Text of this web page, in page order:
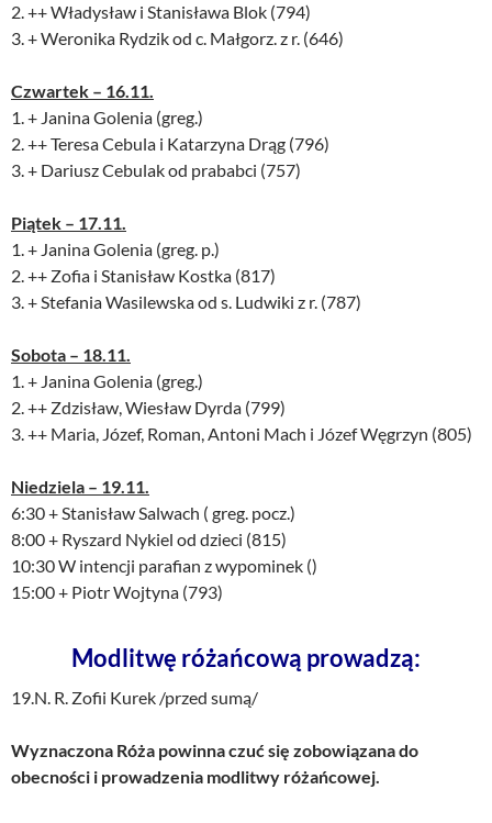
2. ++ Władysław i Stanisława Blok (794)
3. + Weronika Rydzik od c. Małgorz. z r. (646)
Czwartek – 16.11.
1. + Janina Golenia (greg.)
2. ++ Teresa Cebula i Katarzyna Drąg (796)
3. + Dariusz Cebulak od prababci (757)
Piątek – 17.11.
1. + Janina Golenia (greg. p.)
2. ++ Zofia i Stanisław Kostka (817)
3. + Stefania Wasilewska od s. Ludwiki z r. (787)
Sobota – 18.11.
1. + Janina Golenia (greg.)
2. ++ Zdzisław, Wiesław Dyrda (799)
3. ++ Maria, Józef, Roman, Antoni Mach i Józef Węgrzyn (805)
Niedziela – 19.11.
6:30 + Stanisław Salwach ( greg. pocz.)
8:00 + Ryszard Nykiel od dzieci (815)
10:30 W intencji parafian z wypominek ()
15:00 + Piotr Wojtyna (793)
Modlitwę różańcową prowadzą:
19.N. R. Zofii Kurek /przed sumą/
Wyznaczona Róża powinna czuć się zobowiązana do
obecności i prowadzenia modlitwy różańcowej.